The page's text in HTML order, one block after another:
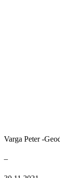
Varga Peter -
–